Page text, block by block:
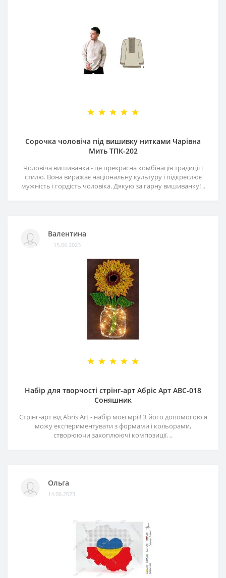
Сорочка чоловіча під вишивку нитками Чарівна
Мить ТПК-202
Чоловіча вишиванка - це прекрасна комбінація традиції і
стилю. Вона виражає національну культуру і підкреслює
мужність і гордість чоловіка. Дякую за гарну вишиванку! ..
Валентина
15.06.2023
Набір для творчості стрінг-арт Абріс Арт АВС-018
Соняшник
Стрінг-арт від Abris Art - набір моєї мрії! З його допомогою я
можу експериментувати з формами і кольорами,
створюючи захоплюючі композиції. ..
Ольга
14.06.2023